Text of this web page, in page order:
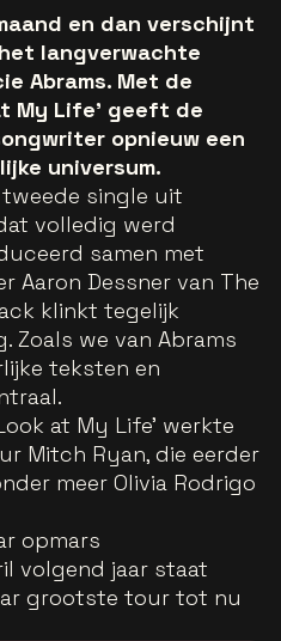
en dan verschijnt
langverwachte
Abrams. Met de
My Life' geeft de
opnieuw een
universum.
single uit
volledig werd
samen met
Aaron Dessner van The
klinkt tegelijk
Zoals we van Abrams
teksten en
at My Life' werkte
Mitch Ryan, die eerder
meer Olivia Rodrigo
opmars
volgend jaar staat
grootste tour tot nu